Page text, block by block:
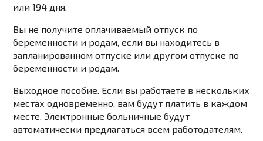
или 194 дня.
Вы не получите оплачиваемый отпуск по
беременности и родам, если вы находитесь в
запланированном отпуске или другом отпуске по
беременности и родам.
Выходное пособие. Если вы работаете в нескольких
местах одновременно, вам будут платить в каждом
месте. Электронные больничные будут
автоматически предлагаться всем работодателям.